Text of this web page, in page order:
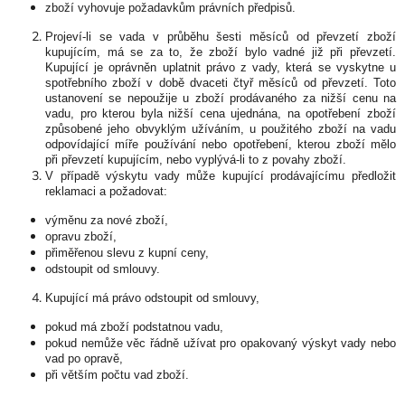
zboží vyhovuje požadavkům právních předpisů.
Projeví-li se vada v průběhu šesti měsíců od převzetí zboží
kupujícím, má se za to, že zboží bylo vadné již při převzetí.
Kupující je oprávněn uplatnit právo z vady, která se vyskytne u
spotřebního zboží v době dvaceti čtyř měsíců od převzetí. Toto
ustanovení se nepoužije u zboží prodávaného za nižší cenu na
vadu, pro kterou byla nižší cena ujednána, na opotřebení zboží
způsobené jeho obvyklým užíváním, u použitého zboží na vadu
odpovídající míře používání nebo opotřebení, kterou zboží mělo
při převzetí kupujícím, nebo vyplývá-li to z povahy zboží.
V případě výskytu vady může kupující prodávajícímu předložit
reklamaci a požadovat:
výměnu za nové zboží,
opravu zboží,
přiměřenou slevu z kupní ceny,
odstoupit od smlouvy.
Kupující má právo odstoupit od smlouvy,
pokud má zboží podstatnou vadu,
pokud nemůže věc řádně užívat pro opakovaný výskyt vady nebo
vad po opravě,
při větším počtu vad zboží.